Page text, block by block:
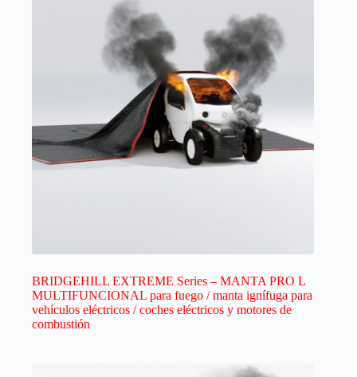
BRIDGEHILL EXTREME Series – MANTA PRO L
MULTIFUNCIONAL para fuego / manta ignífuga para
vehículos eléctricos / coches eléctricos y motores de
combustión